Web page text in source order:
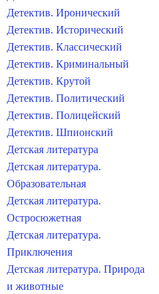
Детектив. Иронический
Детектив. Исторический
Детектив. Классический
Детектив. Криминальный
Детектив. Крутой
Детектив. Политический
Детектив. Полицейский
Детектив. Шпионский
Детская литература
Детская литература.
Образовательная
Детская литература.
Остросюжетная
Детская литература.
Приключения
Детская литература. Природа
и животные